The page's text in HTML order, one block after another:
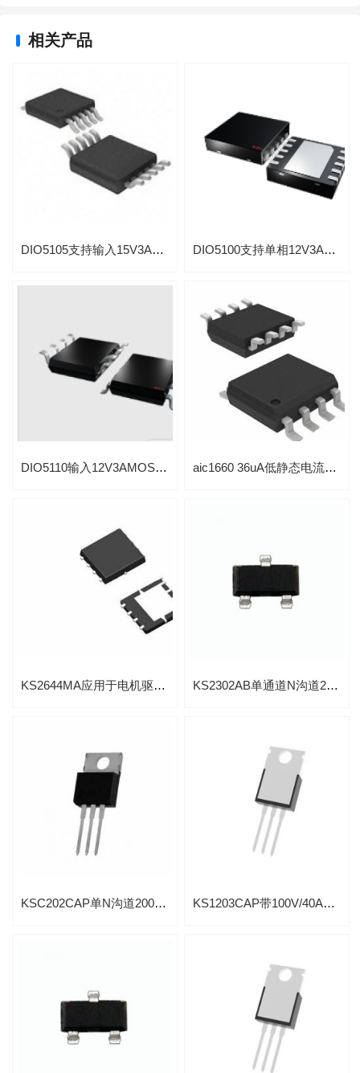
相关产品
DIO5105支持输入15V3AMOSFET驱动 DIO5100支持单相12V3AMOSFET驱动
DIO5110输入12V3AMOSFET驱动器 aic1660 36uA低静态电流CMOS开关电容电压转换器
KS2644MA应用于电机驱动互补型20V/27A先进功率MOSFET KS2302AB单通道N沟道20V高级功率MOSFET
KSC202CAP单N沟道200V/30A高级功率MOSFET KS1203CAP带100V/40A单N沟道高级功率MOSFET